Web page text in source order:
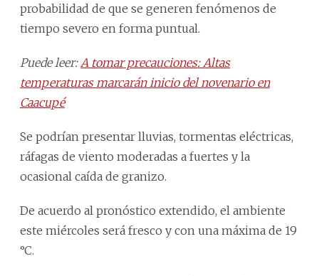
probabilidad de que se generen fenómenos de
tiempo severo en forma puntual.
Puede leer: A tomar precauciones: Altas
temperaturas marcarán inicio del novenario en
Caacupé
Se podrían presentar lluvias, tormentas eléctricas,
ráfagas de viento moderadas a fuertes y la
ocasional caída de granizo.
De acuerdo al pronóstico extendido, el ambiente
este miércoles será fresco y con una máxima de 19
°C.